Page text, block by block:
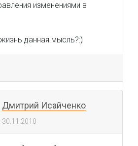
изменениями в
данная мысль?:)
Дмитрий Исайченко
30.11.2010